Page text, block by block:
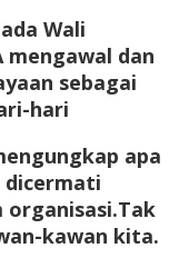
Wali
mengawal dan
sebagai
hari
apa
dicermati
organisasi.Tak
kawan kita.